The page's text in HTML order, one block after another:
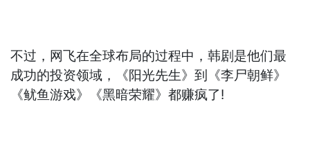
不过，网飞在全球布局的过程中，韩剧是他们最
成功的投资领域，《阳光先生》到《李尸朝鲜》
《鱿鱼游戏》《黑暗荣耀》都赚疯了!